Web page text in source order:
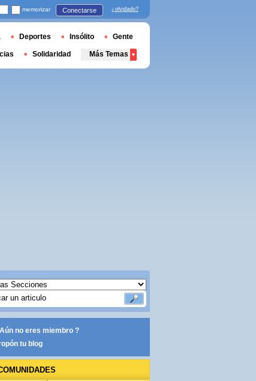
no eres miembro ?
tu blog
memorizar Conectarse ¿olvidado?
Deportes Insólito Gente
Solidaridad Más Temas